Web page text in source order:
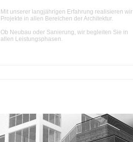
Mit unserer langjährigen Erfahrung realisieren wir
Projekte in allen Bereichen der Architektur.
Ob Neubau oder Sanierung, wir begleiten Sie in
allen Leistungsphasen.